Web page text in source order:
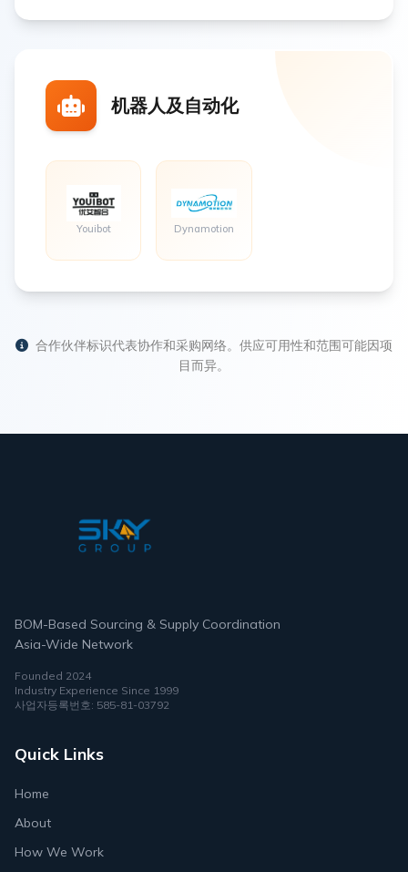
机器人及自动化
Youibot Dynamotion
合作伙伴标识代表协作和采购网络。供应可用性和范围可能因项
目而异。
BOM-Based Sourcing & Supply Coordination
Asia-Wide Network
Founded 2024
Industry Experience Since 1999
사업자등록번호: 585-81-03792
Quick Links
Home
About
How We Work